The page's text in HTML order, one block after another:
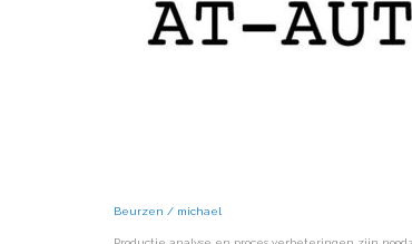
Beurzen / michael